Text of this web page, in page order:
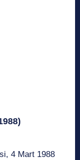
4 Mart 1988